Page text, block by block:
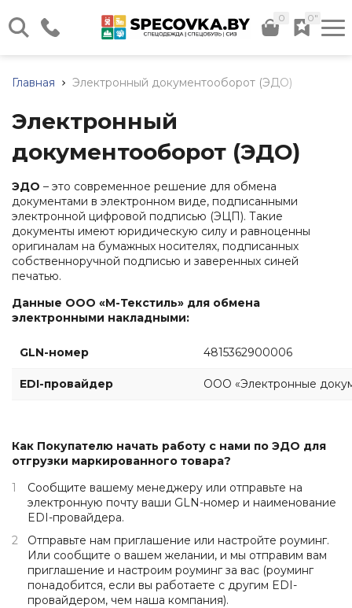
Пн - Чт: 08:30 - 17:00 Пт:
+375 (17) 320-41-40
+375 (44) 724-29-59
+375 (44) 736-29-59
Заказать звонок
info@specovka.by
Все контакты
0 0"
Каталог нашей продукции
Весь каталог
Спецодежда
Летняя
спецодежда
Зимняя
спецодежда
Халаты
Трикотаж
Сигнальная
одежда
Влагозащитная
Одежда
сварщиков
Обувь
рабочая
Летняя
обувь
Резиновые
для
температур
Аксессуары
обуви
Средства
индивидуальной
защиты
(СИЗ)
рук
Средства
Средства
Средства
защиты
слуха
Наколенники
Диэлектрические
изделия
Прочие
товары
Хозяйственный
инвентарь
услуги
Доставка
Подбор
логотипа
Главная Электронный документооборот (ЭДО)
Электронный
документооборот (ЭДО)
ЭДО – это современное решение для обмена
документами в электронном виде, подписанными
электронной цифровой подписью (ЭЦП). Такие
документы имеют юридическую силу и равноценны
оригиналам на бумажных носителях, подписанных
собственноручной подписью и заверенных синей
печатью.
Данные ООО «М-Текстиль» для обмена
электронными накладными:
GLN-номер 4815362900006
EDI-провайдер ООО «Электронные
Как Покупателю начать работу с нами по ЭДО для
отгрузки маркированного товара?
Сообщите вашему менеджеру или отправьте на
электронную почту ваши GLN-номер и наименование
EDI-провайдера.
Отправьте нам приглашение или настройте роуминг.
Или сообщите о вашем желании, и мы отправим вам
приглашение и настроим роуминг за вас (роуминг
понадобится, если вы работаете с другим EDI-
провайдером, чем наша компания).